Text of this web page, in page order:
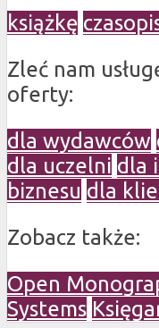
książkę
Zleć nam
oferty:
dla wydawców
dla uczelni dla
biznesu dla
Zobacz także:
Open
Systems